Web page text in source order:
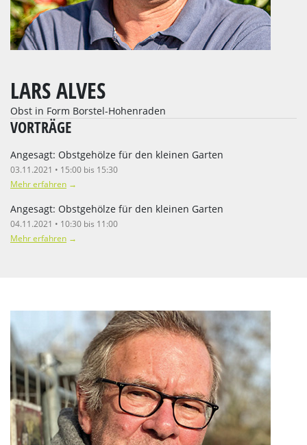
LARS ALVES
Obst in Form Borstel-Hohenraden
VORTRÄGE
Angesagt: Obstgehölze für den kleinen Garten
03.11.2021 • 15:00 bis 15:30
Mehr erfahren →
Angesagt: Obstgehölze für den kleinen Garten
04.11.2021 • 10:30 bis 11:00
Mehr erfahren →